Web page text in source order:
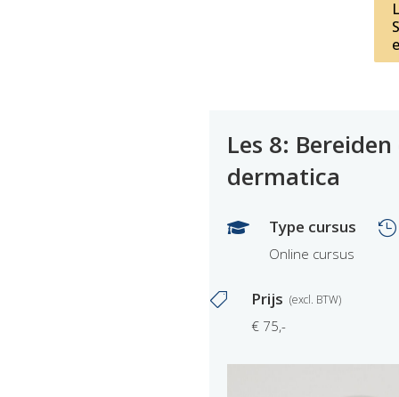
Les 8:
dermatica
 Type cursus
Online cursus

 Prijs
€ 75,-